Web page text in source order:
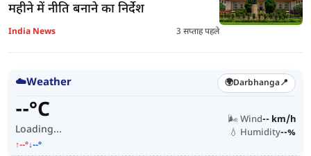
महीने में नीति बनाने का निर्देश
India News 3 सप्ताह पहले
☁️Weather 🌍Darbhanga📍
--°C
Loading...
↑--°↓--°
🌬️ Wind-- km/h
💧 Humidity--%